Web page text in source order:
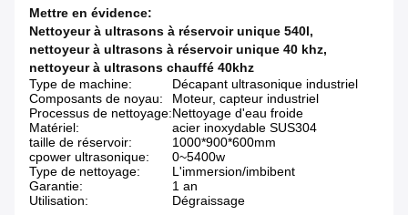
Mettre en évidence:
Nettoyeur à ultrasons à réservoir unique 540l,
nettoyeur à ultrasons à réservoir unique 40 khz,
nettoyeur à ultrasons chauffé 40khz
Type de machine:
Décapant ultrasonique industriel
Composants de noyau:
Moteur, capteur industriel
Processus de nettoyage:Nettoyage d'eau froide
Matériel:
acier inoxydable SUS304
taille de réservoir:
1000*900*600mm
cpower ultrasonique:
0~5400w
Type de nettoyage:
L'immersion/imbibent
Garantie:
1 an
Utilisation:
Dégraissage